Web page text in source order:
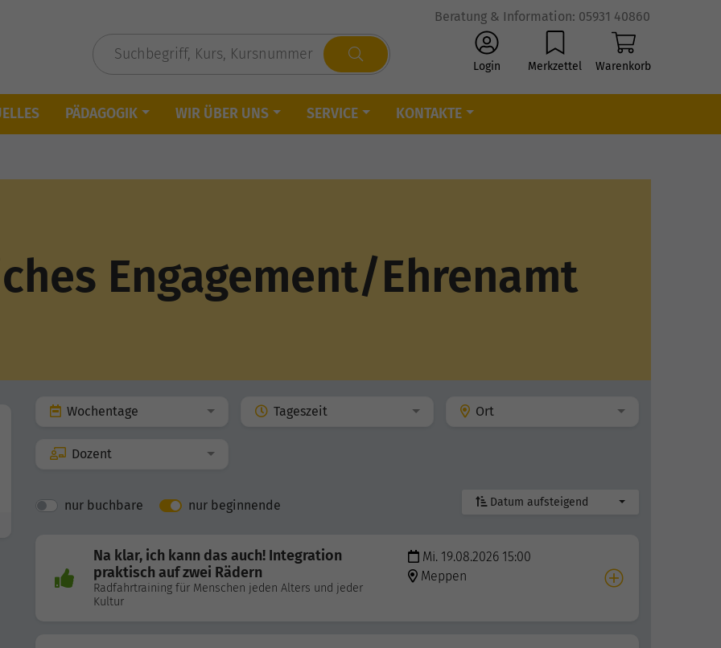
Beratung & Information: 05931 40860
Login Merkzettel Warenkorb
PÄDAGOGIK WIR ÜBER UNS SERVICE KONTAKTE
Engagement/Ehrenamt
Wochentage Tageszeit Ort
Dozent
nur buchbare nur beginnende Datum aufsteigend
Na klar, ich kann das auch! Integration
praktisch auf zwei Rädern
Radfahrtraining für Menschen jeden Alters und jeder
Kultur
Mi. 19.08.2026 15:00
Meppen